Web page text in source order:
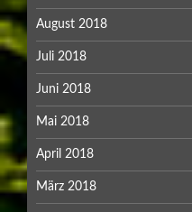
August 2018
Juli 2018
Juni 2018
Mai 2018
April 2018
März 2018